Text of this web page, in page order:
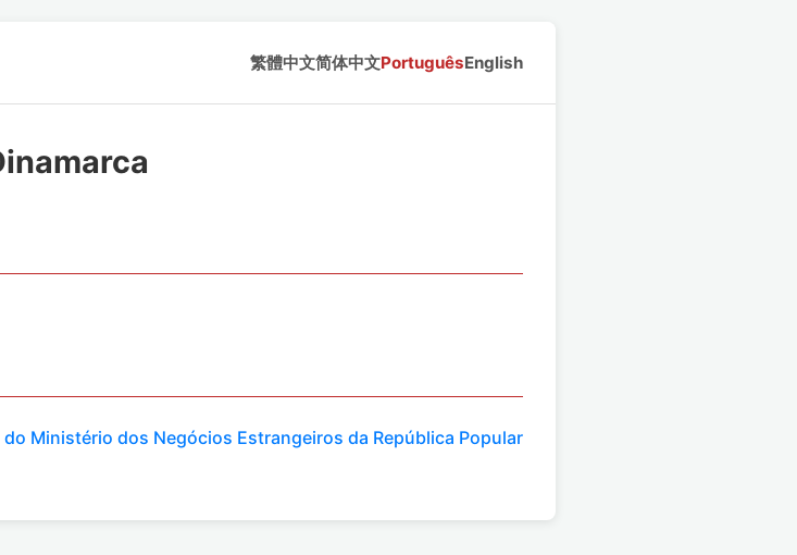
繁體中文简体中文PortuguêsEnglish
Ministério dos Negócios Estrangeiros da República Popular